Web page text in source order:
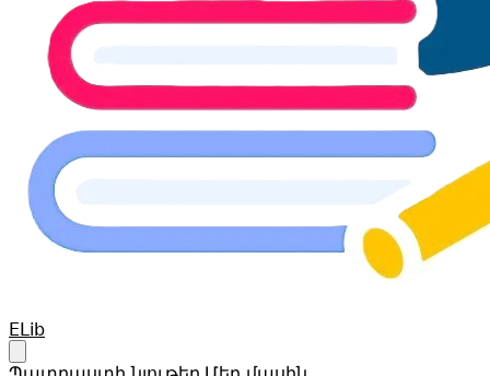
Your Company
ELib